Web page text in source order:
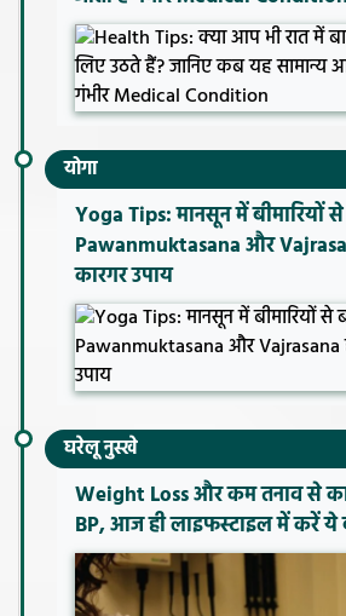
योगा
Yoga Tips: मानसून में बीमारियों
Pawanmuktasana और
कारगर उपाय
घरेलू नुस्खे
Weight Loss और कम तनाव से
BP, आज ही लाइफस्टाइल में करें ये